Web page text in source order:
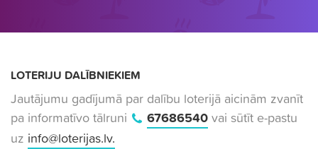
LOTERIJU DALĪBNIEKIEM
Jautājumu gadījumā par dalību loterijā aicinām zvanīt
pa informatīvo tālruni
67686540vai sūtīt e-pastu
uz info@loterijas.lv.